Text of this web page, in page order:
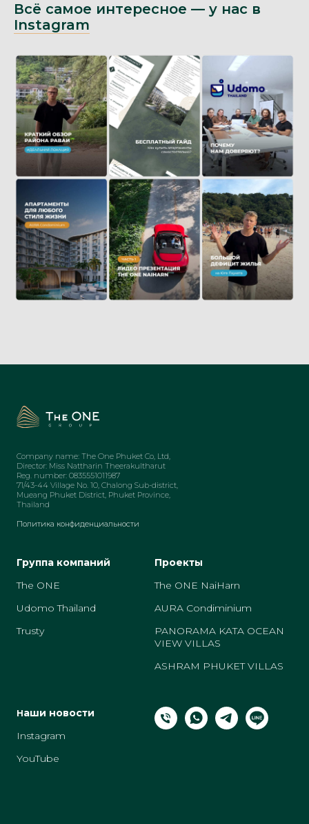
Всё самое интересное — у нас в
Instagram
Company name: The One Phuket Co, Ltd,
Director: Miss Nattharin Theerakultharut
Reg. number: 0835551011987
71/43-44 Village No. 10, Chalong Sub-district,
Mueang Phuket District, Phuket Province,
Thailand
Политика конфиденциальности
Группа компаний
The ONE
Udomo Thailand
Trusty
Проекты
The ONE NaiHarn
AURA Condiminium
PANORAMA KATA OCEAN
VIEW VILLAS
ASHRAM PHUKET VILLAS
Наши новости
Instagram
YouTube